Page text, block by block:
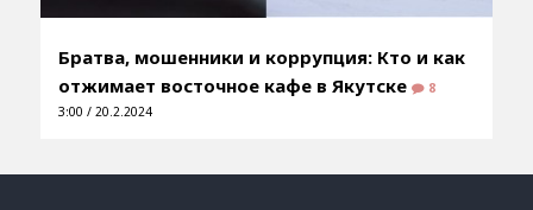
Братва, мошенники и коррупция: Кто и как
отжимает восточное кафе в Якутске
8
3:00 / 20.2.2024